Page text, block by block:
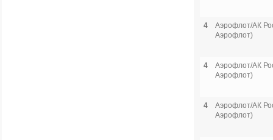
4
Аэрофлот/АК
Аэрофлот)
4
Аэрофлот/АК
Аэрофлот)
4
Аэрофлот/АК
Аэрофлот)